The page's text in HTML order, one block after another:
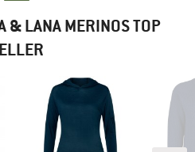
& LANA MERINOS TOP